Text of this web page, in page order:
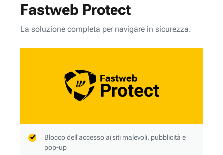
Fastweb Protect
La soluzione completa per navigare in sicurezza.
Blocco dell'accesso ai siti malevoli, pubblicità e
pop-up